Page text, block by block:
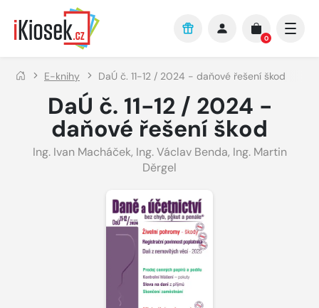
Přejít na hlavní obsah
0
E-knihy DaÚ č. 11-12 / 2024 - daňové řešení škod
DaÚ č. 11-12 / 2024 -
daňové řešení škod
Ing. Ivan Macháček, Ing. Václav Benda, Ing. Martin
Děrgel